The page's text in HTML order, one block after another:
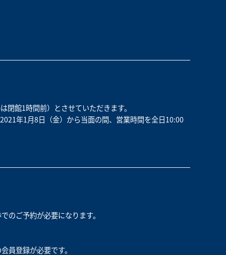
館1時間前）とさせていただきます。
年1月8日（金）から当面の間、営業時間を全日10:00
のご予約が必要になります。
員登録が必要です。